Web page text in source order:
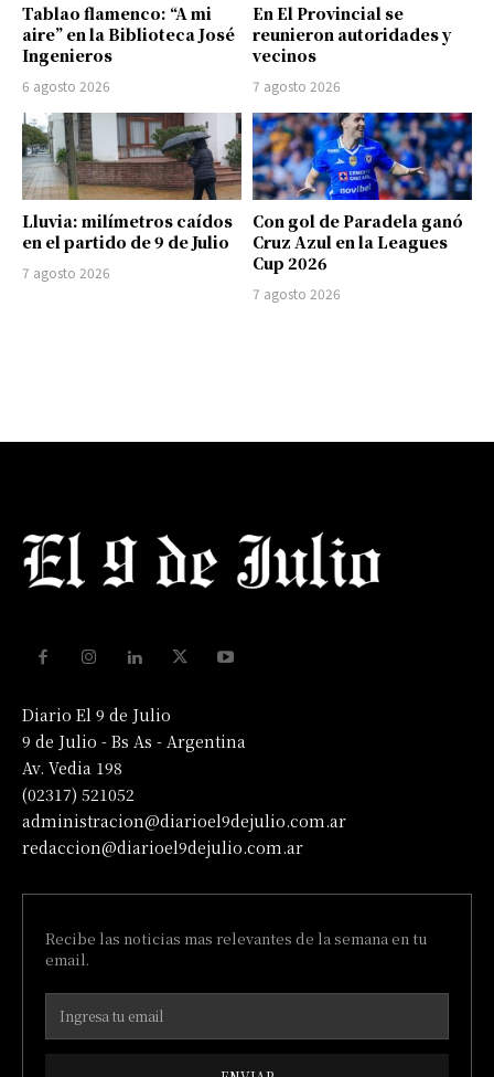
Tablao flamenco: “A mi
aire” en la Biblioteca José
Ingenieros
6 agosto 2026
En El Provincial se
reunieron autoridades y
vecinos
7 agosto 2026
Lluvia: milímetros caídos
en el partido de 9 de Julio
7 agosto 2026
Con gol de Paradela ganó
Cruz Azul en la Leagues
Cup 2026
7 agosto 2026
Diario El 9 de Julio
9 de Julio - Bs As - Argentina
Av. Vedia 198
(02317) 521052
administracion@diarioel9dejulio.com.ar
redaccion@diarioel9dejulio.com.ar
Recibe las noticias mas relevantes de la semana en tu
email.